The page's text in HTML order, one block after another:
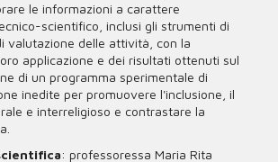
le informazioni a carattere
scientifico, inclusi gli strumenti di
valutazione delle attività, con la
applicazione e dei risultati ottenuti sul
di un programma sperimentale di
inedite per promuovere l'inclusione, il
e interreligioso e contrastare la
: professoressa Maria Rita